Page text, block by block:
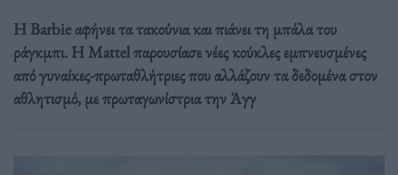
Η Barbie αφήνει τα τακούνια και πιάνει τη μπάλα του
ράγκμπι. Η Mattel παρουσίασε νέες κούκλες εμπνευσμένες
από γυναίκες-πρωταθλήτριες που αλλάζουν τα δεδομένα στον
αθλητισμό, με πρωταγωνίστρια την Άγγ